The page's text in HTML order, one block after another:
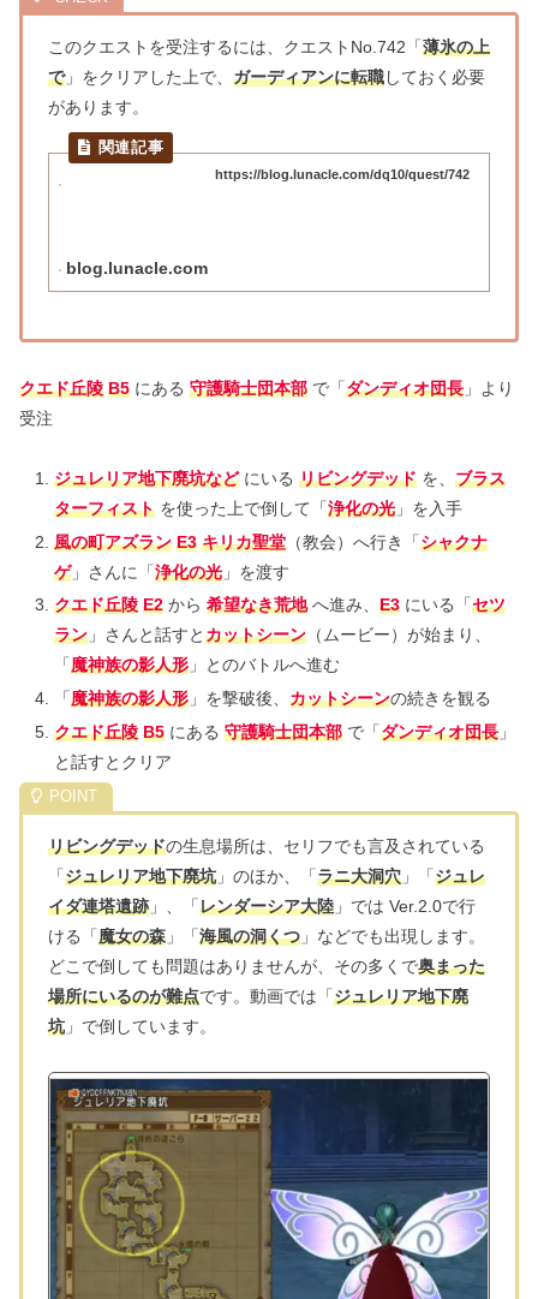
このクエストを受注するには、クエストNo.742「薄氷の上
で」をクリアした上で、 ガーディアンに転職しておく必要
があります。
https://blog.lunacle.com/dq10/quest/742
blog.lunacle.com
クエド丘陵 B5 にある 守護騎士団本部 で「ダンディオ団長 」より
受注
ジュレリア地下廃坑などにいる リビングデッドを、 ブラス
ターフィストを使った上で倒して「浄化の光」を入手
風の町アズラン E3 キリカ聖堂（教会）へ行き「シャクナ
ゲ」さんに「浄化の光」を渡す
クエド丘陵 E2から 希望なき荒地へ進み、 E3にいる「セツ
ラン」さんと話すとカットシーン（ムービー）が始まり、
「魔神族の影人形」とのバトルへ進む
「魔神族の影人形」を撃破後、 カットシーンの続きを観る
クエド丘陵 B5にある 守護騎士団本部で「ダンディオ団長」
と話すとクリア
リビングデッドの生息場所は、セリフでも言及されている
「ジュレリア地下廃坑 」のほか、「ラニ大洞穴 」「ジュレ
イダ連塔遺跡 」、「レンダーシア大陸 」では Ver.2.0で行
ける「魔女の森 」「海風の洞くつ 」などでも出現します。
どこで倒しても問題はありませんが、その多くで奥まった
場所にいるのが難点です。動画では「ジュレリア地下廃
坑 」で倒しています。